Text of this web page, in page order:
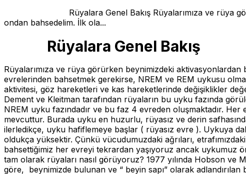
Rüyalara Genel Bakış Rüyalarımıza ve rüya görürken
ondan bahsedelim. İlk ola...
Rüyalara Genel Bakış
Rüyalarımıza ve rüya görürken beynimizdeki
evrelerinden bahsetmek gerekirse, NREM ve REM uykusu
aktivitesi, göz hareketleri ve kas hareketlerinde değişiklikler
Dement ve Kleitman tarafından rüyaların bu uyku fazında
NREM uyku fazındadır ve bu faz 4 evreden oluşmaktadır.
mevcuttur. Burada uyku en huzurlu, rüyasız ve derin
ilerledikçe, uyku hafiflemeye başlar ( rüyasız evre ). Uykuya
oldukça yüksektir. Çünkü vücudumuzdaki ağrıları,
bahsettiğimiz her evreyi tekrardan yaşıyoruz ancak uykumuz
tam olarak rüyaları nasıl görüyoruz? 1977 yılında Hobson
göre, beynimizde bulunan ve “ beyin sapı” olarak